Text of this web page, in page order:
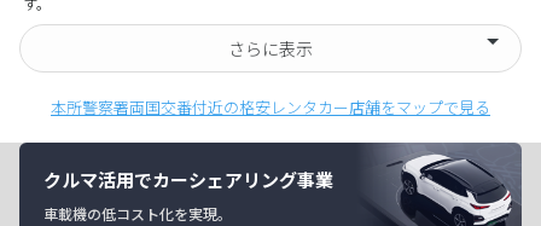
さらに表示
本所警察署両国交番付近の格安レンタカー店舗をマップで見る
クルマ活用でカーシェアリング事業
車載機の低コスト化を実現。